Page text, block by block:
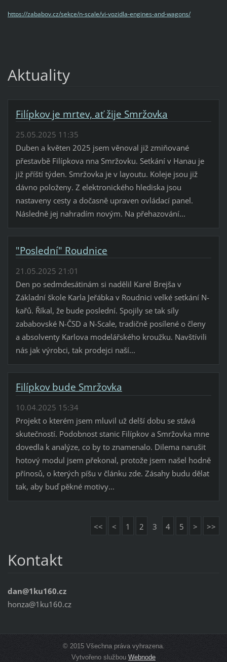
https://zababov.cz/sekce/n-scale/vi-vozidla-engines-and-wagons/
Aktuality
Filípkov je mrtev, ať žije Smržovka
25.05.2025 11:35
Duben a květen 2025 jsem věnoval již zmiňované
přestavbě Filípkova nna Smržovku. Setkání v Hanau je
již příští týden. Smržovka je v layoutu. Koleje jsou již
dávno položeny. Z elektronického hlediska jsou
nastaveny cesty a dočasně upraven ovládací panel.
Následně jej nahradím novým. Na přehazování...
"Poslední" Roudnice
21.05.2025 21:01
Den po sedmdesátinám si nadělil Karel Brejša v
Základní škole Karla Jeřábka v Roudnici velké setkání N-
kařů. Říkal, že bude poslední. Spojily se tak síly
zababovské N-ČSD a N-Scale, tradičně posílené o členy
a absolventy Karlova modelářského kroužku. Navštívili
nás jak výrobci, tak prodejci naší...
Filípkov bude Smržovka
10.04.2025 15:34
Projekt o kterém jsem mluvil už delší dobu se stává
skutečností. Podobnost stanic Filípkov a Smržovka mne
dovedla k analýze, co by to znamenalo. Dilema narušit
hotový modul jsem překonal, protože jsem našel hodně
přínosů, o kterých píšu v článku zde. Zásahy budu dělat
tak, aby buď pěkné motivy...
<< < 1 2 3 4 5 > >>
Kontakt
dan@1ku160.cz
honza@1ku160.cz
© 2015 Všechna práva vyhrazena.
Vytvořeno službouWebnode